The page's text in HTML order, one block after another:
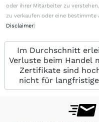
oder ihrer Mitarbeiter zu
zu verkaufen oder eine bestimmte
Disclaimer)
Im Durchschnitt
Verluste beim Handel
Zertifikate sind
nicht für